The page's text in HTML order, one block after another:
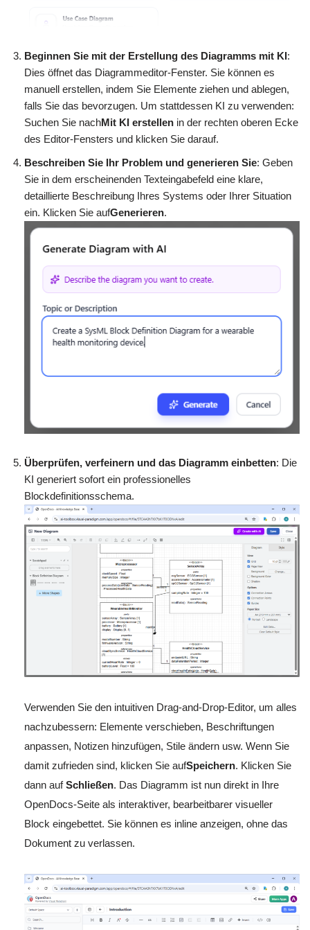
Beginnen Sie mit der Erstellung des Diagramms mit KI:
Dies öffnet das Diagrammeditor-Fenster. Sie können es
manuell erstellen, indem Sie Elemente ziehen und ablegen,
falls Sie das bevorzugen. Um stattdessen KI zu verwenden:
Suchen Sie nachMit KI erstellen in der rechten oberen Ecke
des Editor-Fensters und klicken Sie darauf.
Beschreiben Sie Ihr Problem und generieren Sie: Geben
Sie in dem erscheinenden Texteingabefeld eine klare,
detaillierte Beschreibung Ihres Systems oder Ihrer Situation
ein. Klicken Sie aufGenerieren.
Überprüfen, verfeinern und das Diagramm einbetten: Die
KI generiert sofort ein professionelles
Blockdefinitionsschema.
Verwenden Sie den intuitiven Drag-and-Drop-Editor, um alles
nachzubessern: Elemente verschieben, Beschriftungen
anpassen, Notizen hinzufügen, Stile ändern usw. Wenn Sie
damit zufrieden sind, klicken Sie aufSpeichern. Klicken Sie
dann aufSchließen. Das Diagramm ist nun direkt in Ihre
OpenDocs-Seite als interaktiver, bearbeitbarer visueller
Block eingebettet. Sie können es inline anzeigen, ohne das
Dokument zu verlassen.